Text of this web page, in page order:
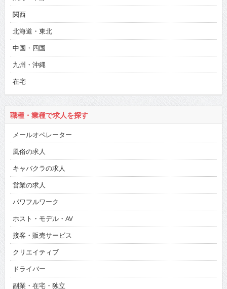
関西
北海道・東北
中国・四国
九州・沖縄
在宅
職種・業種で求人を探す
メールオペレーター
風俗の求人
キャバクラの求人
営業の求人
パワフルワーク
ホスト・モデル・AV
接客・販売サービス
クリエイティブ
ドライバー
副業・在宅・独立